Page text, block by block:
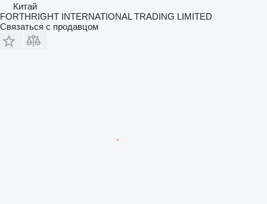
Китай
FORTHRIGHT INTERNATIONAL TRADING LIMITED
Связаться с продавцом